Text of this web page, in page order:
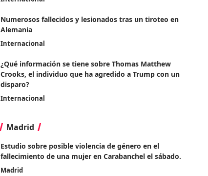
Numerosos fallecidos y lesionados tras un tiroteo en
Alemania
Internacional
¿Qué información se tiene sobre Thomas Matthew
Crooks, el individuo que ha agredido a Trump con un
disparo?
Internacional
Madrid
Estudio sobre posible violencia de género en el
fallecimiento de una mujer en Carabanchel el sábado.
Madrid